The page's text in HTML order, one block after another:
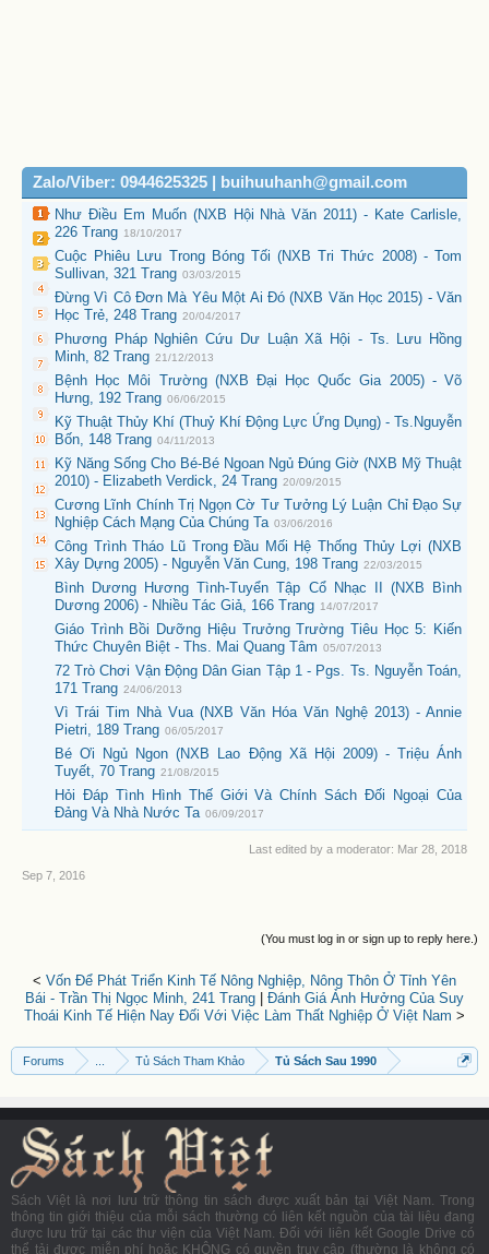
Zalo/Viber: 0944625325 | buihuuhanh@gmail.com
Như Điều Em Muốn (NXB Hội Nhà Văn 2011) - Kate Carlisle,
226 Trang 18/10/2017
Cuộc Phiêu Lưu Trong Bóng Tối (NXB Tri Thức 2008) - Tom
Sullivan, 321 Trang 03/03/2015
Đừng Vì Cô Đơn Mà Yêu Một Ai Đó (NXB Văn Học 2015) - Văn
Học Trẻ, 248 Trang 20/04/2017
Phương Pháp Nghiên Cứu Dư Luận Xã Hội - Ts. Lưu Hồng
Minh, 82 Trang 21/12/2013
Bệnh Học Môi Trường (NXB Đại Học Quốc Gia 2005) - Võ
Hưng, 192 Trang 06/06/2015
Kỹ Thuật Thủy Khí (Thuỷ Khí Động Lực Ứng Dụng) - Ts.Nguyễn
Bốn, 148 Trang 04/11/2013
Kỹ Năng Sống Cho Bé-Bé Ngoan Ngủ Đúng Giờ (NXB Mỹ Thuật
2010) - Elizabeth Verdick, 24 Trang 20/09/2015
Cương Lĩnh Chính Trị Ngọn Cờ Tư Tưởng Lý Luận Chỉ Đạo Sự
Nghiệp Cách Mạng Của Chúng Ta 03/06/2016
Công Trình Tháo Lũ Trong Đầu Mối Hệ Thống Thủy Lợi (NXB
Xây Dựng 2005) - Nguyễn Văn Cung, 198 Trang 22/03/2015
Bình Dương Hương Tình-Tuyển Tập Cổ Nhạc II (NXB Bình
Dương 2006) - Nhiều Tác Giả, 166 Trang 14/07/2017
Giáo Trình Bồi Dưỡng Hiệu Trưởng Trường Tiêu Học 5: Kiến
Thức Chuyên Biệt - Ths. Mai Quang Tâm 05/07/2013
72 Trò Chơi Vận Động Dân Gian Tập 1 - Pgs. Ts. Nguyễn Toán,
171 Trang 24/06/2013
Vì Trái Tim Nhà Vua (NXB Văn Hóa Văn Nghệ 2013) - Annie
Pietri, 189 Trang 06/05/2017
Bé Ơi Ngủ Ngon (NXB Lao Động Xã Hội 2009) - Triệu Ánh
Tuyết, 70 Trang 21/08/2015
Hỏi Đáp Tình Hình Thế Giới Và Chính Sách Đối Ngoại Của
Đảng Và Nhà Nước Ta 06/09/2017
Last edited by a moderator: Mar 28, 2018
Sep 7, 2016
(You must log in or sign up to reply here.)
< Vốn Để Phát Triển Kinh Tế Nông Nghiệp, Nông Thôn Ở Tỉnh Yên
Bái - Trần Thị Ngọc Minh, 241 Trang
Đánh Giá Ảnh Hưởng Của Suy
Thoái Kinh Tế Hiện Nay Đối Với Việc Làm Thất Nghiệp Ở Việt Nam >
Forums Tủ Sách Tham Khảo Tủ Sách Sau 1990
Sách Việt là nơi lưu trữ thông tin sách được xuất bản tại Việt Nam. Trong
thông tin giới thiệu của mỗi sách thường có liên kết nguồn của tài liệu đang
được lưu trữ tại các thư viện của Việt Nam. Đối với liên kết Google Drive có
thể tải được miễn phí hoặc KHÔNG có quyền truy cập (thường là không có